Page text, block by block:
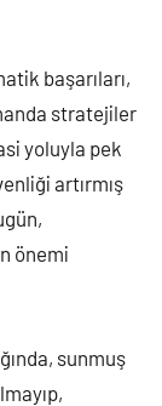
başarıları,
stratejiler
yoluyla pek
artırmış
önemi
sunmuş